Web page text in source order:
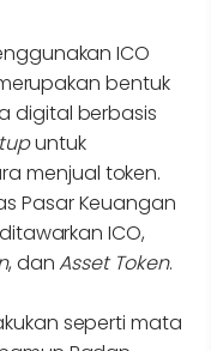
ICO
bentuk
digital berbasis
untuk
menjual token.
Pasar Keuangan
ICO,
, danAsset Token.
seperti mata